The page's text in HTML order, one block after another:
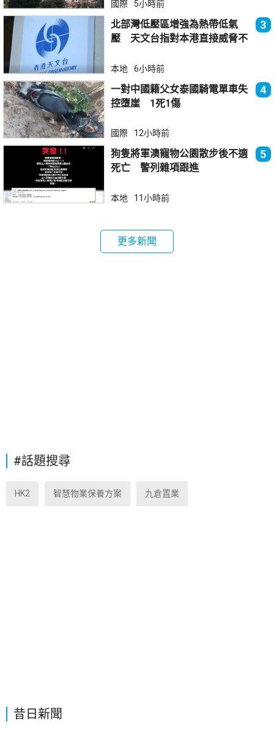
昔日新聞
國際 5小時前
北部灣低壓區增強為熱帶低氣
壓 天文台指對本港直接威脅不
3
本地 6小時前
一對中國籍父女泰國騎電單車失
控墮崖 1死1傷
4
國際 12小時前
狗隻將軍澳寵物公園散步後不適
死亡 警列雜項跟進
5
本地 11小時前
更多新聞
#話題搜尋
HK2 智慧物業保養方案 九倉置業